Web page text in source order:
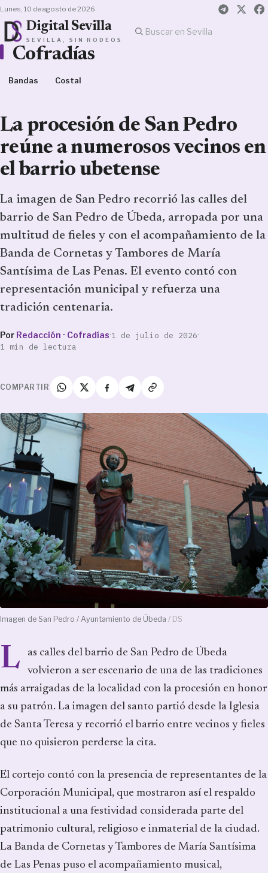
lunes, 10 de agosto de 2026
Digital Sevilla
SEVILLA, SIN RODEOS
Cofradías
Bandas Costal
La procesión de San Pedro
reúne a numerosos vecinos en
el barrio ubetense
La imagen de San Pedro recorrió las calles del
barrio de San Pedro de Úbeda, arropada por una
multitud de fieles y con el acompañamiento de la
Banda de Cornetas y Tambores de María
Santísima de Las Penas. El evento contó con
representación municipal y refuerza una
tradición centenaria.
Por Redacción · Cofradías·1 de julio de 2026·
1 min de lectura
COMPARTIR
Imagen de San Pedro / Ayuntamiento de Úbeda / DS
L
as calles del barrio de San Pedro de Úbeda
volvieron a ser escenario de una de las tradiciones
más arraigadas de la localidad con la procesión en honor
a su patrón. La imagen del santo partió desde la Iglesia
de Santa Teresa y recorrió el barrio entre vecinos y fieles
que no quisieron perderse la cita.
El cortejo contó con la presencia de representantes de la
Corporación Municipal, que mostraron así el respaldo
institucional a una festividad considerada parte del
patrimonio cultural, religioso e inmaterial de la ciudad.
La Banda de Cornetas y Tambores de María Santísima
de Las Penas puso el acompañamiento musical,